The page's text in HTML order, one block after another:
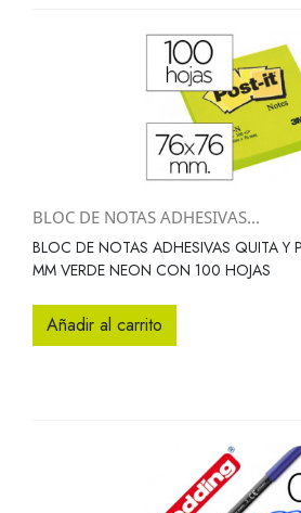
BLOC DE NOTAS ADHESIVAS...
BLOC DE NOTAS ADHESIVAS QUITA Y
MM VERDE NEON CON 100 HOJAS
Añadir al carrito